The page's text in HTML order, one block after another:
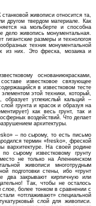
живописи относится та,
другом твердом материале. Как
на мольберте и способна
дело живопись монументальная.
гигантские размеры и технологоя
техник монументальной
из них. Это фреска, мозаика и
основаниюкрасками,
известковое связующее
в известковом тесте
этой техники, который,
углекислый кальций –
грунта и красок и образуя на
как весь грунт, так и
воздействий. Что делает
архитектуры.
– по сырому, то есть письмо
термин «fresko», фреской
вархитектуре. На своей родине
сырому известковому грунту
не только на Апеннинском
живописи многотрудным
подготовки стены, ибо «грунт
два закрывают кирпичную или
Так, чтобы не осталось
слое, более тонком в сравнении с
«отглаживают» специальной
слой для живописи.